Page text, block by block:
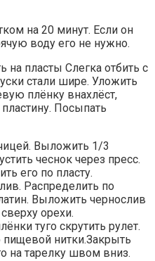
на 20 минут. Если он
воду его не нужно.
на пласты Слегка отбить с
стали шире. Уложить
плёнку внахлёст,
Посыпать
Выложить 1/3
чеснок через пресс.
его по пласту.
Распределить по
Выложить чернослив
орехи.
туго скрутить рулет.
нитки.Закрыть
на тарелку швом вниз.